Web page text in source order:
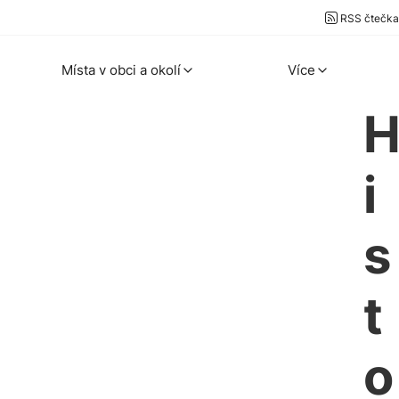
RSS čtečka
Místa v obci a okolí Více
i
s
t
o